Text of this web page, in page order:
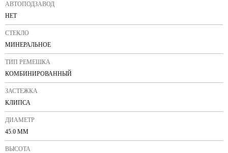
АВТОПОДЗАВОД
НЕТ
СТЕКЛО
МИНЕРАЛЬНОЕ
ТИП РЕМЕШКА
КОМБИНИРОВАННЫЙ
ЗАСТЕЖКА
КЛИПСА
ДИАМЕТР
45.0 ММ
ВЫСОТА